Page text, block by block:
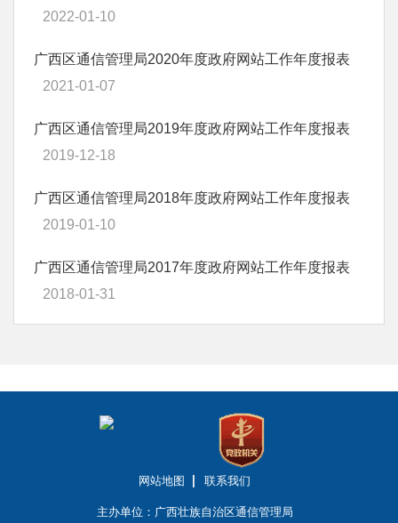
2022-01-10
广西区通信管理局2020年度政府网站工作年度报表
2021-01-07
广西区通信管理局2019年度政府网站工作年度报表
2019-12-18
广西区通信管理局2018年度政府网站工作年度报表
2019-01-10
广西区通信管理局2017年度政府网站工作年度报表
2018-01-31
网站地图 联系我们
主办单位：广西壮族自治区通信管理局